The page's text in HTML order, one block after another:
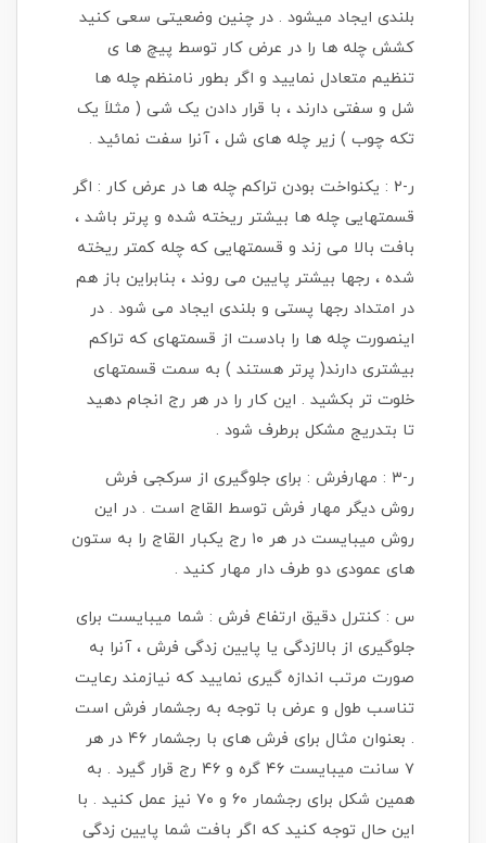
بلندی ایجاد میشود . در چنین وضعیتی سعی کنید
کشش چله ها را در عرض کار توسط پیچ ها ی
تنظیم متعادل نمایید و اگر بطور نامنظم چله ها
شل و سفتی دارند ، با قرار دادن یک شی ( مثلاَ یک
تکه چوب ) زیر چله های شل ، آنرا سفت نمائید .
ر-۲ : یکنواخت بودن تراکم چله ها در عرض کار : اگر
قسمتهایی چله ها بیشتر ریخته شده و پرتر باشد ،
بافت بالا می زند و قسمتهایی که چله کمتر ریخته
شده ، رجها بیشتر پایین می روند ، بنابراین باز هم
در امتداد رجها پستی و بلندی ایجاد می شود . در
اینصورت چله ها را بادست از قسمتهای که تراکم
بیشتری دارند( پرتر هستند ) به سمت قسمتهای
خلوت تر بکشید . این کار را در هر رج انجام دهید
تا بتدریج مشکل برطرف شود .
ر-۳ : مهارفرش : برای جلوگیری از سرکجی فرش
روش دیگر مهار فرش توسط القاج است . در این
روش میبایست در هر ۱۰ رج یکبار القاج را به ستون
های عمودی دو طرف دار مهار کنید .
س : کنترل دقیق ارتفاع فرش : شما میبایست برای
جلوگیری از بالازدگی یا پایین زدگی فرش ، آنرا به
صورت مرتب اندازه گیری نمایید که نیازمند رعایت
تناسب طول و عرض با توجه به رجشمار فرش است
. بعنوان مثال برای فرش های با رجشمار ۴۶ در هر
۷ سانت میبایست ۴۶ گره و ۴۶ رج قرار گیرد . به
همین شکل برای رجشمار ۶۰ و ۷۰ نیز عمل کنید . با
این حال توجه کنید که اگر بافت شما پایین زدگی